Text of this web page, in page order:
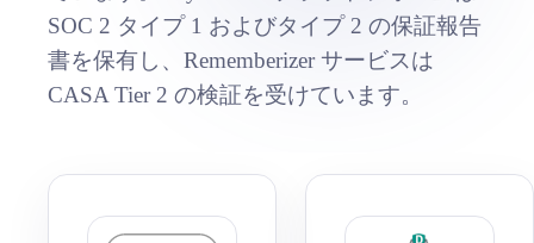
SOC 2 タイプ 1 およびタイプ 2 の保証報告
書を保有し、Rememberizer サービスは
CASA Tier 2 の検証を受けています。